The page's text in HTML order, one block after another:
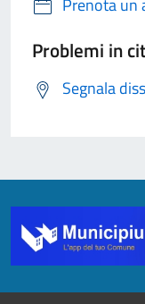
Prenota un
Problemi in
Segnala